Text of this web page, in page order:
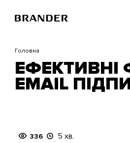
основного
Головна
EMAIL
336 5 хв.